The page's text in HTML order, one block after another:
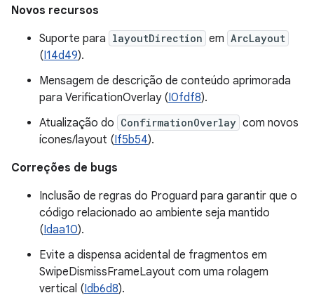
Novos recursos
Suporte para layoutDirection em ArcLayout
(I14d49).
Mensagem de descrição de conteúdo aprimorada
para VerificationOverlay (I0fdf8).
Atualização do ConfirmationOverlay com novos
ícones/layout (If5b54).
Correções de bugs
Inclusão de regras do Proguard para garantir que o
código relacionado ao ambiente seja mantido
(Idaa10).
Evite a dispensa acidental de fragmentos em
SwipeDismissFrameLayout com uma rolagem
vertical (Idb6d8).